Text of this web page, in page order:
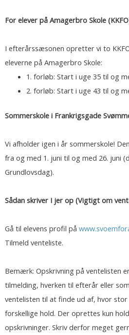
For elever på Amagerbro Skole
I efterårssæsonen opretter vi to
eleverne på Amagerbro Skole:
1. forløb: Start i uge 35 til og
2. forløb: Start i uge 43 til og
Sommerskole i Frankrigsgade
Vi afholder igen i år sommerskole!
fra og med 1. juni til og med 26. juni
Grundlovsdag).
Sådan skriver I jer op (Vigtigt om
Gå til elevens profil på
Tilmeld venteliste.
Bemærk: Opskrivning på ventelisten
tilmelding, hverken til efterår eller
ventelisten til at finde ud af, hvor
forskellige hold. Der oprettes kun
opskrivninger. Skriv derfor meget